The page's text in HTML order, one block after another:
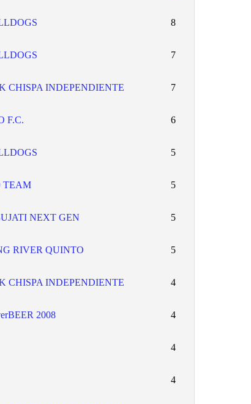
8
7
CHISPA INDEPENDIENTE 7
F.C. 6
5
TEAM 5
NEXT GEN 5
RIVER QUINTO 5
CHISPA INDEPENDIENTE 4
2008 4
4
4